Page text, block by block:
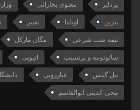
یزدایر معنوی بخارائی وزارت
بنزین اوباما تغییر
نیمه شب شرعی مگان مارکل
سائوتومه و پرنسیپ اتیوپی
بیل گیتس غباررویی
محی الدینی ابوالقاسم